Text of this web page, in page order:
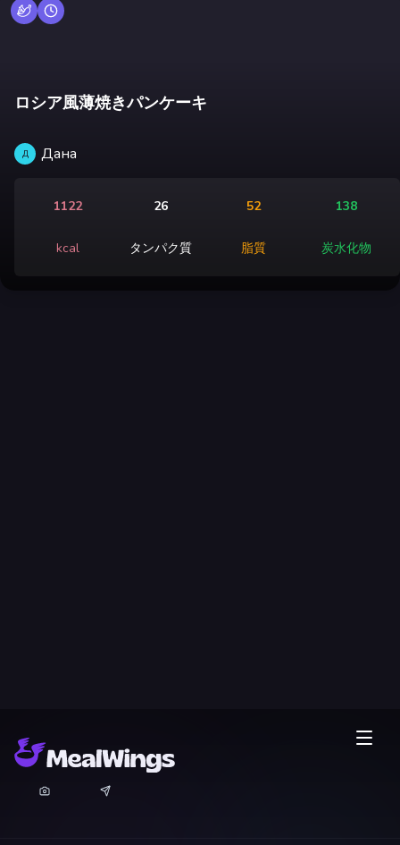
ロシア風薄焼きパンケーキ
Д Дана
1122
kcal
26
タンパク質
52
脂質
138
炭水化物